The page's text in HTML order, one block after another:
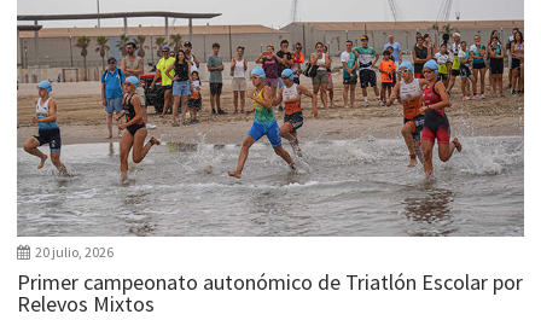
20 julio, 2026
Primer campeonato autonómico de Triatlón Escolar por
Relevos Mixtos